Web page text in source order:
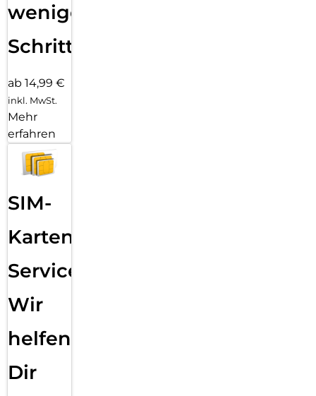
wenigen
Schritten
ab 14,99 €
inkl. MwSt.
Mehr
erfahren
SIM-
Karten
Service:
Wir
helfen
Dir